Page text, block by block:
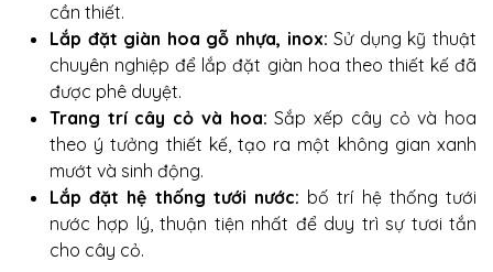
cần thiết.
Lắp đặt giàn hoa gỗ nhựa, inox: Sử dụng kỹ thuật
chuyên nghiệp để lắp đặt giàn hoa theo thiết kế đã
được phê duyệt.
Trang trí cây cỏ và hoa: Sắp xếp cây cỏ và hoa
theo ý tưởng thiết kế, tạo ra một không gian xanh
mướt và sinh động.
Lắp đặt hệ thống tưới nước: bố trí hệ thống tưới
nước hợp lý, thuận tiện nhất để duy trì sự tươi tắn
cho cây cỏ.